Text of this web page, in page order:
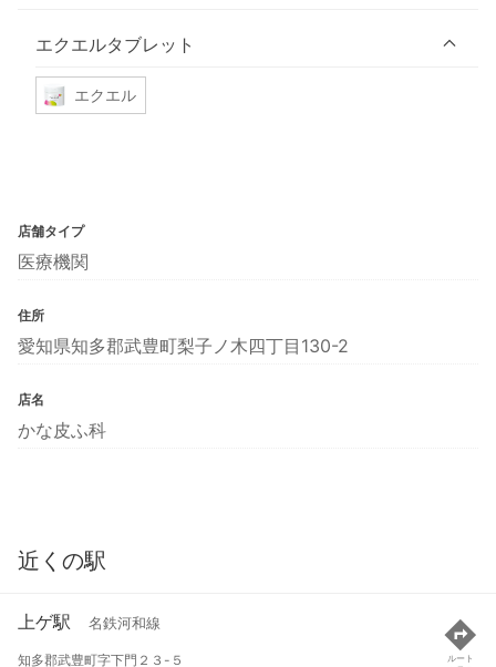
エクエルタブレット
エクエル
店舗タイプ
医療機関
住所
愛知県知多郡武豊町梨子ノ木四丁目130-2
店名
かな皮ふ科
近くの駅
上ゲ駅 名鉄河和線
知多郡武豊町字下門２３-５
ルート